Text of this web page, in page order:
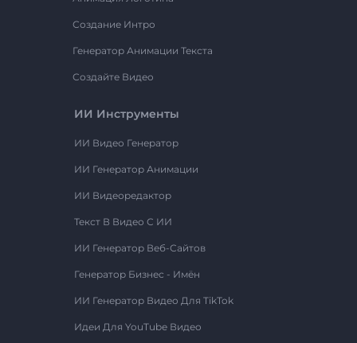
Создание Интро
Генератор Анимации Текста
Создайте Видео
ИИ Инструменты
ИИ Видео Генератор
ИИ Генератор Анимации
ИИ Видеоредактор
Текст В Видео С ИИ
ИИ Генератор Веб-Сайтов
Генератор Бизнес - Имён
ИИ Генератор Видео Для TikTok
Идеи Для YouTube Видео